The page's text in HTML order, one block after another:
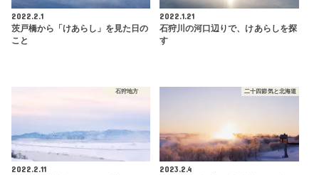
2022.2.1
茨戸橋から「けあらし」を見た日の
こと
2022.1.21
石狩川の河口辺りで、けあらしを探
す
石狩地方
2022.2.11
二十四節気と北海道
2023.2.4